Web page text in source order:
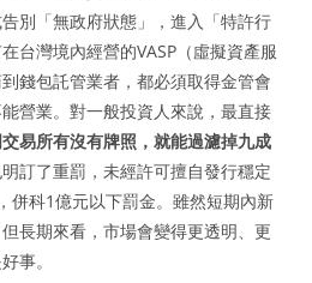
別「無政府狀態」，進入「特許行
台灣境內經營的VASP（虛擬資產服
錢包託管業者，都必須取得金管會
營業。對一般投資人來說，最直接
易所有沒有牌照，就能過濾掉九成
訂了重罰，未經許可擅自發行穩定
併科1億元以下罰金。雖然短期內新
長期來看，市場會變得更透明、更
事。